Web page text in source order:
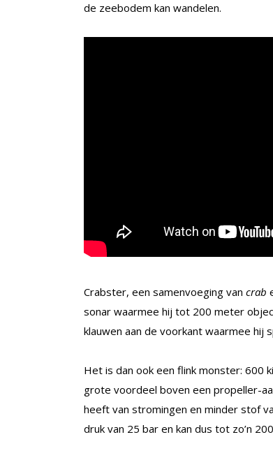
de zeebodem kan wandelen.
Crabster, een samenvoeging van crab
sonar waarmee hij tot 200 meter
klauwen aan de voorkant waarmee hij
Het is dan ook een flink monster: 600
grote voordeel boven een propeller-
heeft van stromingen en minder stof
druk van 25 bar en kan dus tot zo’n